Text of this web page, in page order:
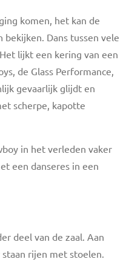
komen, het kan de
Dans tussen vele
lijkt een kering van een
de Glass Performance,
gevaarlijk glijdt en
scherpe, kapotte
in het verleden vaker
een danseres in een
deel van de zaal. Aan
rijen met stoelen.